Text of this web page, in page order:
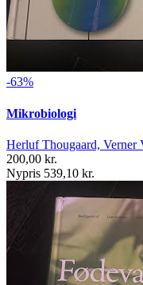
-63%
Mikrobiologi
Herluf Thougaard, Verner
200,00 kr.
Nypris 539,10 kr.